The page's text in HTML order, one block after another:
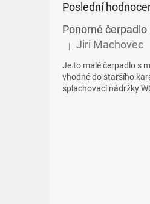
Poslední
Ponorné
Hodnocení produktu je
| Jiri Machovec
Je to malé čerpadlo s
vhodné do staršího
splachovací nádržky